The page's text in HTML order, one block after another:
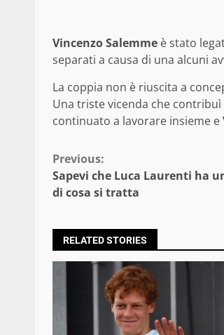
Vincenzo Salemme è stato
separati a causa di una alcuni
La coppia non è riuscita a
Una triste vicenda che
continuato a lavorare insieme e
Continue
Reading
Previous:
Sapevi che Luca Laurenti ha
di cosa si tratta
RELATED STORIES